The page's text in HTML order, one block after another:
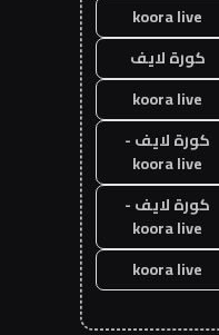
koora live
كورة لايف
koora live
كورة لايف -
koora live
كورة لايف -
koora live
koora live